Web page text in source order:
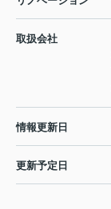
取扱会社
情報更新日
更新予定日